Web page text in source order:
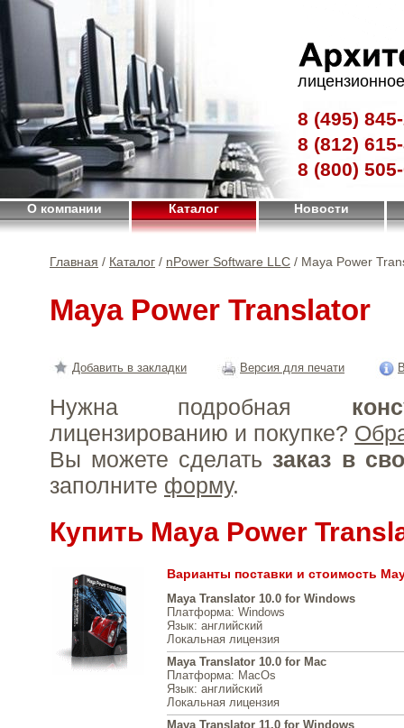
8 (495)
8 (812)
8 (800)
О компании Каталог Новости
Главная / Каталог / nPower Software LLC / Maya Power
Maya Power Translator
Добавить в закладки Версия для печати
Нужна подробная
лицензированию и покупке?
Вы можете сделать заказ в
заполните форму.
Купить Maya Power
Варианты поставки и стоимость
Maya Translator 10.0 for Windows
Платформа: Windows
Язык: английский
Локальная лицензия
Maya Translator 10.0 for Mac
Платформа: MacOs
Язык: английский
Локальная лицензия
Maya Translator 11.0 for Windows